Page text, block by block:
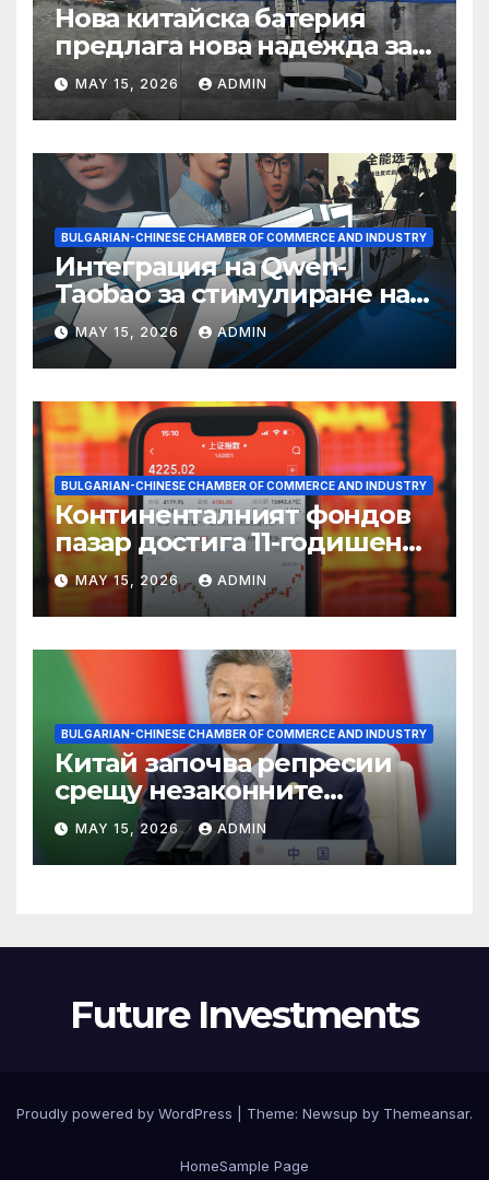
Нова китайска батерия
предлага нова надежда за
съхранение на водород
MAY 15, 2026 ADMIN
BULGARIAN-CHINESE CHAMBER OF COMMERCE AND INDUSTRY
Интеграция на Qwen-
Taobao за стимулиране на
пазаруването 618
MAY 15, 2026 ADMIN
BULGARIAN-CHINESE CHAMBER OF COMMERCE AND INDUSTRY
Континенталният фондов
пазар достига 11-годишен
връх
MAY 15, 2026 ADMIN
BULGARIAN-CHINESE CHAMBER OF COMMERCE AND INDUSTRY
Китай започва репресии
срещу незаконните
практики в сектора на TCM
MAY 15, 2026 ADMIN
Future Investments
Proudly powered by WordPress Theme: Newsup by Themeansar.
HomeSample Page